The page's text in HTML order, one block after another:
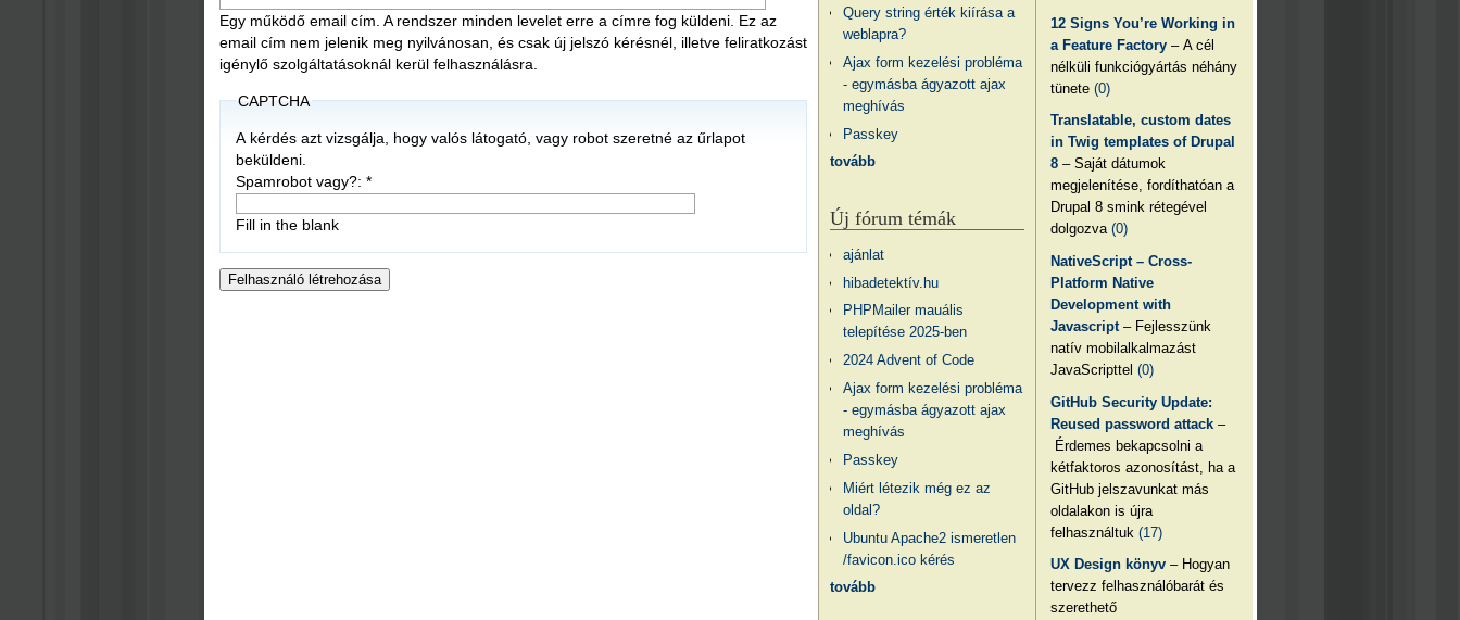
Egy működő email cím. A rendszer minden levelet erre a címre fog küldeni. Ez az
email cím nem jelenik meg nyilvánosan, és csak új jelszó kérésnél, illetve feliratkozást
igénylő szolgáltatásoknál kerül felhasználásra.
CAPTCHA
A kérdés azt vizsgálja, hogy valós látogató, vagy robot szeretné az űrlapot
beküldeni.
Spamrobot vagy?: *
Fill in the blank
12 Signs You’re Working in
a Feature Factory – A cél
nélküli funkciógyártás néhány
tünete(0)
Translatable, custom dates
in Twig templates of Drupal
8 – Saját dátumok
megjelenítése, fordíthatóan a
Drupal 8 smink rétegével
dolgozva(0)
NativeScript – Cross-
Platform Native
Development with
Javascript – Fejlesszünk
natív mobilalkalmazást
JavaScripttel(0)
GitHub Security Update:
Reused password attack –
Érdemes bekapcsolni a
kétfaktoros azonosítást, ha a
GitHub jelszavunkat más
oldalakon is újra
felhasználtuk(17)
UX Design könyv – Hogyan
tervezz felhasználóbarát és
szerethető
Query string érték kiírása a
weblapra?
Ajax form kezelési probléma
- egymásba ágyazott ajax
meghívás
Passkey
tovább
Új fórum témák
ajánlat
hibadetektív.hu
PHPMailer mauális
telepítése 2025-ben
2024 Advent of Code
Ajax form kezelési probléma
- egymásba ágyazott ajax
meghívás
Passkey
Miért létezik még ez az
oldal?
Ubuntu Apache2 ismeretlen
/favicon.ico kérés
tovább